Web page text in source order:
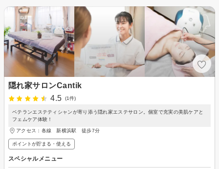
隠れ家サロンCantik
4.5
(1件)
ベテランエステティシャンが寄り添う隠れ家エステサロン。個室で充実の美肌ケアと
フェムケア体験！
アクセス：各線 新横浜駅 徒歩7分
ポイントが貯まる・使える
スペシャルメニュー